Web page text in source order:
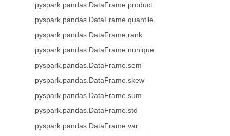
pyspark.pandas.DataFrame.product
pyspark.pandas.DataFrame.quantile
pyspark.pandas.DataFrame.rank
pyspark.pandas.DataFrame.nunique
pyspark.pandas.DataFrame.sem
pyspark.pandas.DataFrame.skew
pyspark.pandas.DataFrame.sum
pyspark.pandas.DataFrame.std
pyspark.pandas.DataFrame.var